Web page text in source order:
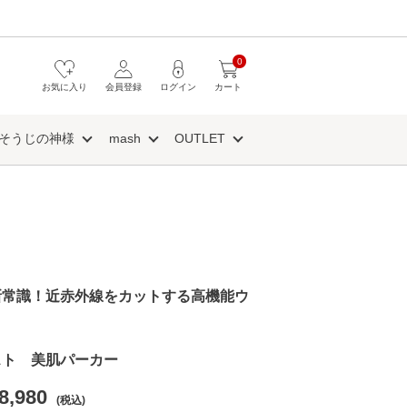
カート
0
ログイン
会員登録
お気に入り
うじの神様 mash OUTLET
識！近赤外線をカットする高機能ウ
ト 美肌パーカー
(税込)